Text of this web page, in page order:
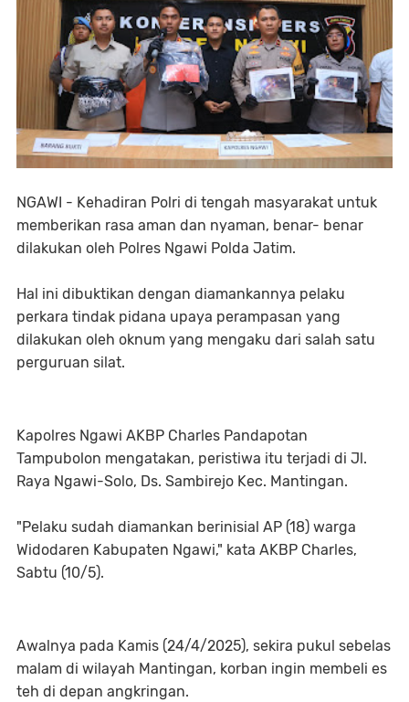
NGAWI - Kehadiran Polri di tengah masyarakat untuk
memberikan rasa aman dan nyaman, benar- benar
dilakukan oleh Polres Ngawi Polda Jatim.
Hal ini dibuktikan dengan diamankannya pelaku
perkara tindak pidana upaya perampasan yang
dilakukan oleh oknum yang mengaku dari salah satu
perguruan silat.
Kapolres Ngawi AKBP Charles Pandapotan
Tampubolon mengatakan, peristiwa itu terjadi di Jl.
Raya Ngawi-Solo, Ds. Sambirejo Kec. Mantingan.
"Pelaku sudah diamankan berinisial AP (18) warga
Widodaren Kabupaten Ngawi," kata AKBP Charles,
Sabtu (10/5).
Awalnya pada Kamis (24/4/2025), sekira pukul sebelas
malam di wilayah Mantingan, korban ingin membeli es
teh di depan angkringan.